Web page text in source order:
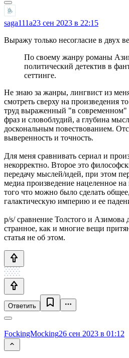
saga111a23 сен 2023 в 22:15
Выражу только несогласие в двух
По своему жанру романы
политический детектив в
сеттинге.
Не знаю за жанры, лингвист из
смотреть сверху на произведения
труд выраженный "в современном"
фраз и словоблудий, а глубина
доскональным повествованием.
выверенность и точность.
Для меня сравнивать сериал и
некорректно. Второе это
передачу мыслей/идей, при этом
медиа произведение нацеленное на
того что можно было сделать
галактическую империю и ее
p/s/ сравнение Толстого и Азимова
странное, как и многие вещи
статья не об этом.
Ответить
FockingMocking26 сен 2023 в 01:12